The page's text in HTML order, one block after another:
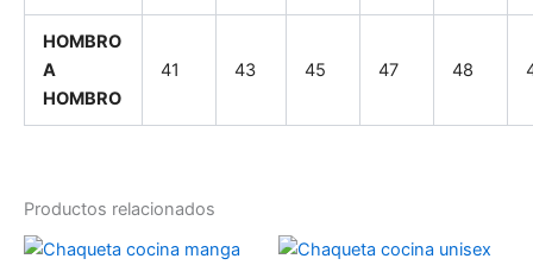
HOMBRO
A
HOMBRO
41 43 45 47 48
Productos relacionados
Rango
Este
Rango